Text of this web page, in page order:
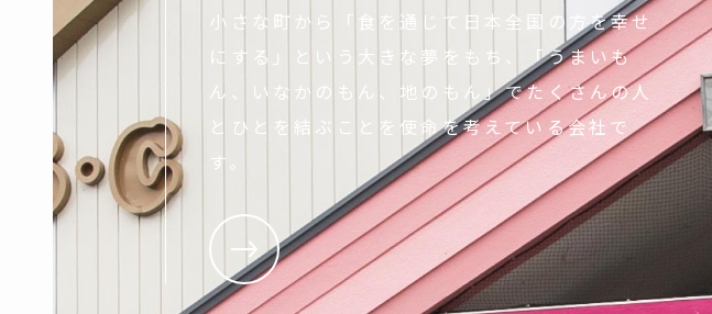
小さな町から「食を通じて日本全国の方を幸せ
にする」という大きな夢をもち、「うまいも
ん、いなかのもん、地のもん」でたくさんの人
とひとを結ぶことを使命を考えている会社で
す。